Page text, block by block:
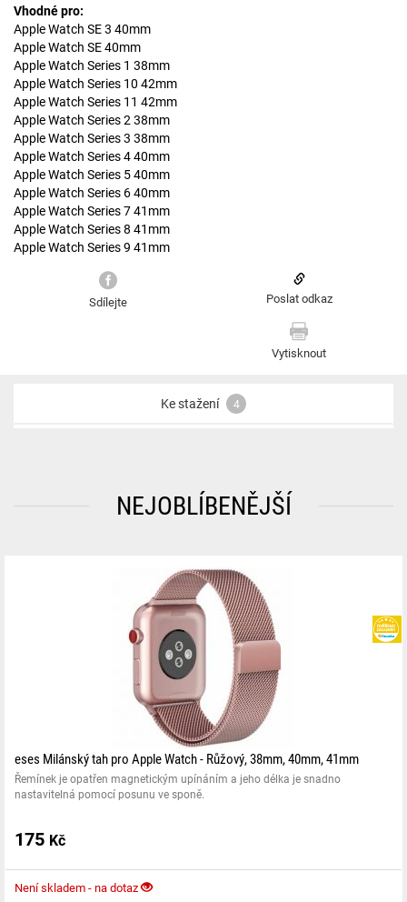
Vhodné pro:
Apple Watch SE 3 40mm
Apple Watch SE 40mm
Apple Watch Series 1 38mm
Apple Watch Series 10 42mm
Apple Watch Series 11 42mm
Apple Watch Series 2 38mm
Apple Watch Series 3 38mm
Apple Watch Series 4 40mm
Apple Watch Series 5 40mm
Apple Watch Series 6 40mm
Apple Watch Series 7 41mm
Apple Watch Series 8 41mm
Apple Watch Series 9 41mm
Sdílejte Poslat odkaz
Vytisknout
Ke stažení 4
NEJOBLÍBENĚJŠÍ
eses Milánský tah pro Apple Watch - Růžový, 38mm, 40mm, 41mm
Řemínek je opatřen magnetickým upínáním a jeho délka je snadno
nastavitelná pomocí posunu ve sponě.
175 Kč
Není skladem - na dotaz